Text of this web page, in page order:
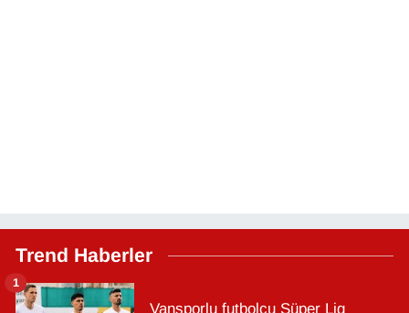
Trend Haberler
Vansporlu futbolcu Süper Lig
1